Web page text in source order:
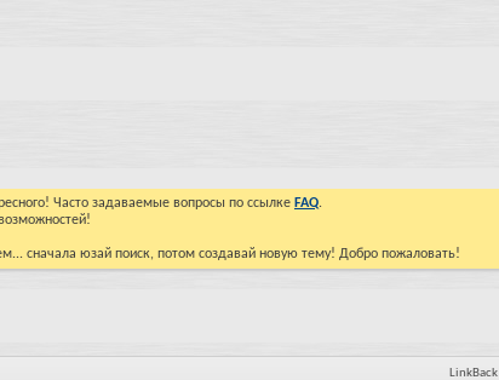
Часто задаваемые вопросы по ссылке FAQ.
сначала юзай поиск, потом создавай новую тему! Добро пожаловать!
LinkBack